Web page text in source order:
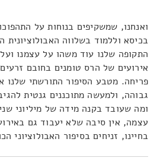
ואנחנו, שמשקיפים בנוחות על
בכיסא וללמוד בשלווה
התקופה שלנו עוד משהו על עצמנו
אירועים של הרס טומנים בחובם
פריחה. מטבע הסיפור התורשתי שלנו
גבוהה, ולמעשה מתוכננים גנטית
ומה שעובד בקנה מידה של מיליוני
עצמה, אין סיבה שלא יעבוד גם
בחיינו, זניחים בסיפור האבולוציוני